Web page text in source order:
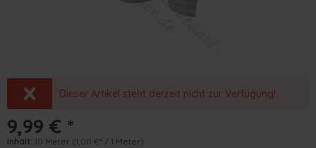
Dieser Artikel steht derzeit nicht zur Verfügung!
9,99 € *
Inhalt: 10 Meter (1,00 €* / 1 Meter)